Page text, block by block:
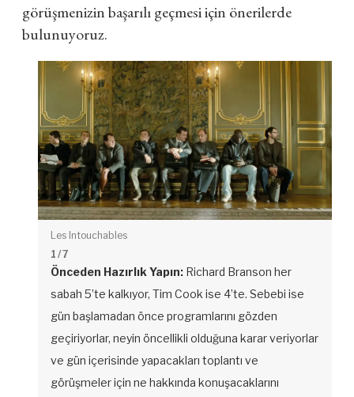
görüşmenizin başarılı geçmesi için önerilerde
bulunuyoruz.
Les Intouchables
1 / 7
Önceden Hazırlık Yapın: Richard Branson her
sabah 5’te kalkıyor, Tim Cook ise 4’te. Sebebi ise
gün başlamadan önce programlarını gözden
geçiriyorlar, neyin öncellikli olduğuna karar veriyorlar
ve gün içerisinde yapacakları toplantı ve
görüşmeler için ne hakkında konuşacaklarını